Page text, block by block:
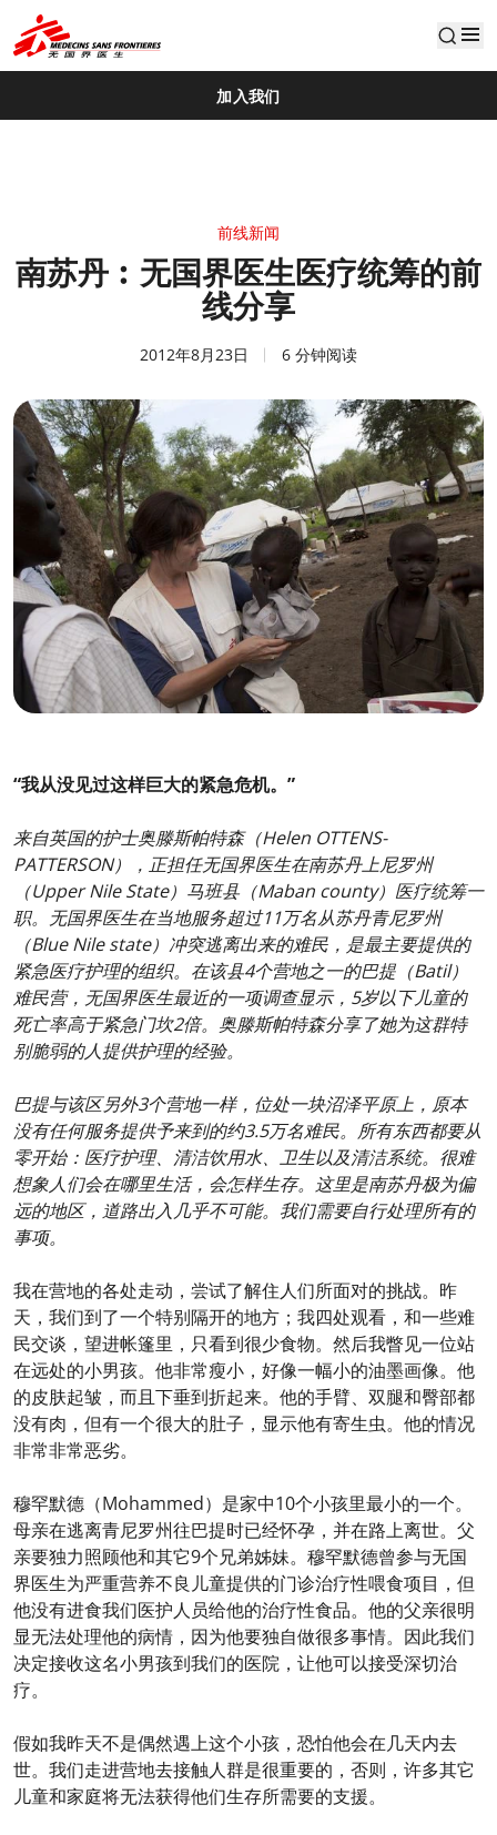
default
加入我们
前线新闻
南苏丹︰无国界医生医疗统筹的前
线分享
2012年8月23日 6 分钟阅读
“我从没见过这样巨大的紧急危机。”
来自英国的护士奥滕斯帕特森（Helen OTTENS-
PATTERSON），正担任无国界医生在南苏丹上尼罗州
（Upper Nile State）马班县（Maban county）医疗统筹一
职。无国界医生在当地服务超过11万名从苏丹青尼罗州
（Blue Nile state）冲突逃离出来的难民，是最主要提供的
紧急医疗护理的组织。在该县4个营地之一的巴提（Batil）
难民营，无国界医生最近的一项调查显示，5岁以下儿童的
死亡率高于紧急门坎2倍。奥滕斯帕特森分享了她为这群特
别脆弱的人提供护理的经验。
巴提与该区另外3个营地一样，位处一块沼泽平原上，原本
没有任何服务提供予来到的约3.5万名难民。所有东西都要从
零开始：医疗护理、清洁饮用水、卫生以及清洁系统。很难
想象人们会在哪里生活，会怎样生存。这里是南苏丹极为偏
远的地区，道路出入几乎不可能。我们需要自行处理所有的
事项。
我在营地的各处走动，尝试了解住人们所面对的挑战。昨
天，我们到了一个特别隔开的地方；我四处观看，和一些难
民交谈，望进帐篷里，只看到很少食物。然后我瞥见一位站
在远处的小男孩。他非常瘦小，好像一幅小的油墨画像。他
的皮肤起皱，而且下垂到折起来。他的手臂、双腿和臀部都
没有肉，但有一个很大的肚子，显示他有寄生虫。他的情况
非常非常恶劣。
穆罕默德（Mohammed）是家中10个小孩里最小的一个。
母亲在逃离青尼罗州往巴提时已经怀孕，并在路上离世。父
亲要独力照顾他和其它9个兄弟姊妹。穆罕默德曾参与无国
界医生为严重营养不良儿童提供的门诊治疗性喂食项目，但
他没有进食我们医护人员给他的治疗性食品。他的父亲很明
显无法处理他的病情，因为他要独自做很多事情。因此我们
决定接收这名小男孩到我们的医院，让他可以接受深切治
疗。
假如我昨天不是偶然遇上这个小孩，恐怕他会在几天内去
世。我们走进营地去接触人群是很重要的，否则，许多其它
儿童和家庭将无法获得他们生存所需要的支援。